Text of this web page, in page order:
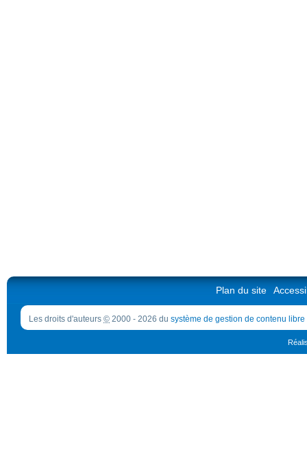
Plan du site
Les droits d'auteurs © 2000 - 2026 du système de gestion de contenu libre